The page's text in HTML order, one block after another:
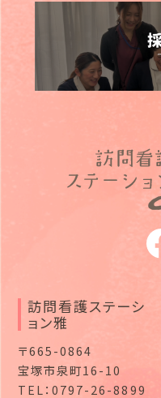
訪問看護ステーシ
ョン雅
〒665-0864
宝塚市泉町16-10
TEL：0797-26-8899